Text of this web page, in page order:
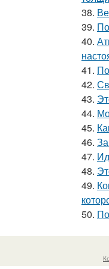
38.
39.
40.
41.
42.
43.
44.
45.
46.
47.
48.
49.
50.